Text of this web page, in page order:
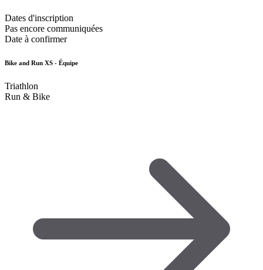
Dates d'inscription
Pas encore communiquées
Date à confirmer
Bike and Run XS - Équipe
Triathlon
Run & Bike